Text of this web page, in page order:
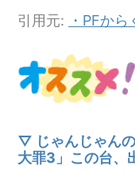
引用元: ・PFか
▽ じゃんじゃん
大罪3」この台、